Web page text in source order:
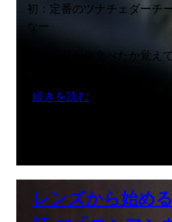
初：定番のツナチェダーチ
なー
荻：自分が何食べたか覚
続きを読む
レンズから始め